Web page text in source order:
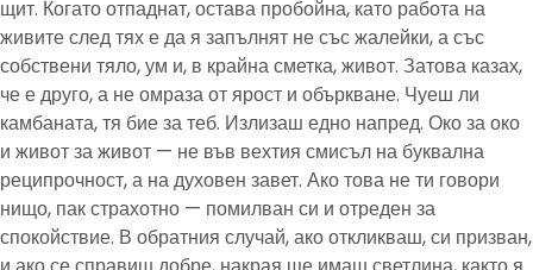
щит. Когато отпаднат, остава пробойна, като работа на
живите след тях е да я запълнят не със жалейки, а със
собствени тяло, ум и, в крайна сметка, живот. Затова казах,
че е друго, а не омраза от ярост и объркване. Чуеш ли
камбаната, тя бие за теб. Излизаш едно напред. Око за око
и живот за живот — не във вехтия смисъл на буквална
реципрочност, а на духовен завет. Ако това не ти говори
нищо, пак страхотно — помилван си и отреден за
спокойствие. В обратния случай, ако откликваш, си призван,